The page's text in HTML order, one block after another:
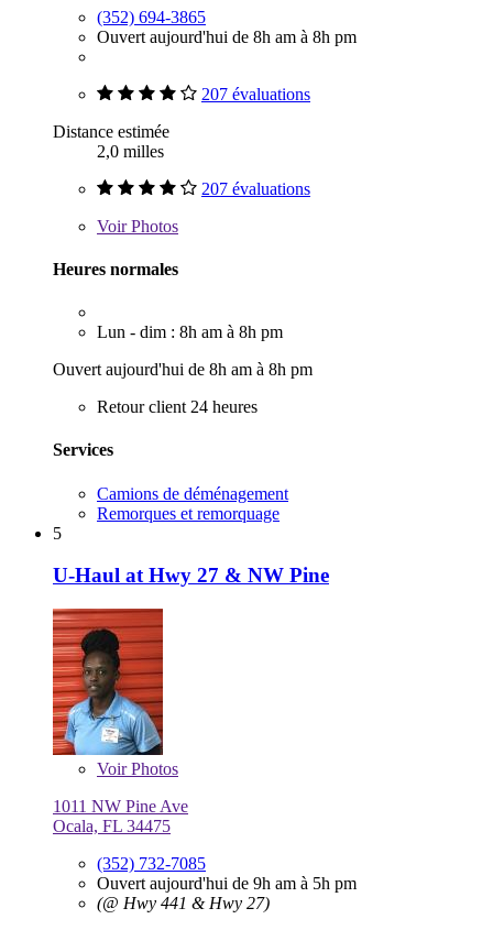
(352) 694-3865
Ouvert aujourd'hui de 8h am à 8h pm
207 évaluations
Distance estimée
2,0 milles
207 évaluations
VoirPhotos
Heures normales
Lun - dim : 8h am à 8h pm
Ouvert aujourd'hui de 8h am à 8h pm
Retour client 24 heures
Services
Camions de déménagement
Remorques et remorquage
5
U-Haul at Hwy 27 & NW Pine
VoirPhotos
1011 NW Pine Ave
Ocala, FL 34475
(352) 732-7085
Ouvert aujourd'hui de 9h am à 5h pm
(@ Hwy 441 & Hwy 27)